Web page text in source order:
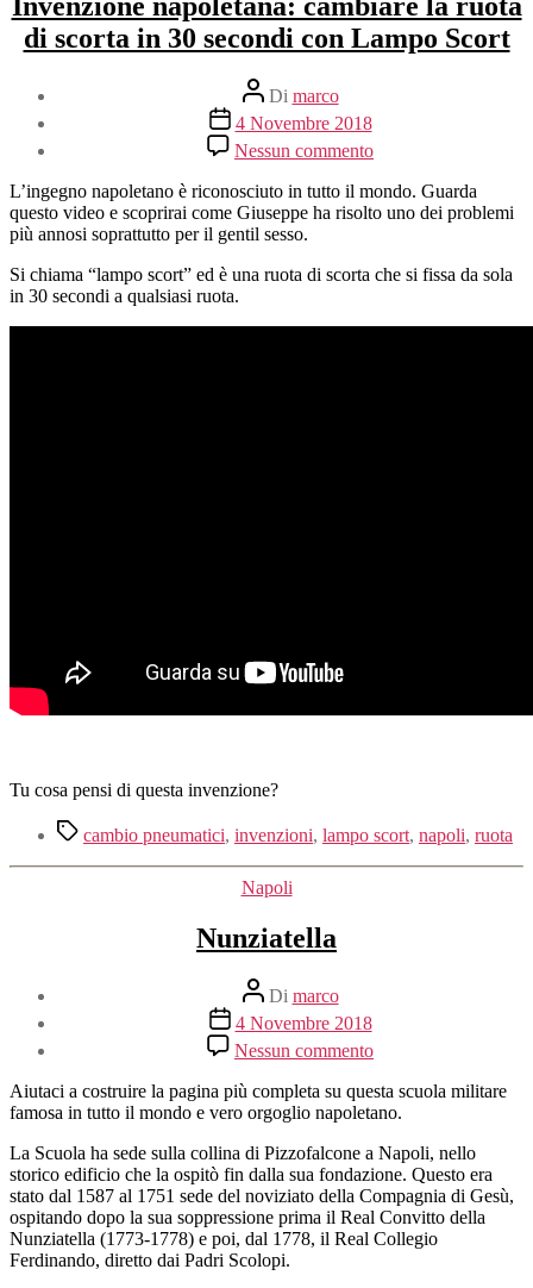
Invenzione napoletana: cambiare la ruota
di scorta in 30 secondi con Lampo Scort
Autore
articolo
Di marco
Data
dell'articolo
4 Novembre 2018
Nessun commento
Invenzione
napoletana:
cambiare
di
L’ingegno napoletano è riconosciuto in tutto il mondo. Guarda
questo video e scoprirai come Giuseppe ha risolto uno dei problemi
più annosi soprattutto per il gentil sesso.
Si chiama “lampo scort” ed è una ruota di scorta che si fissa da sola
in 30 secondi a qualsiasi ruota.
Tu cosa pensi di questa invenzione?
Tag cambio pneumatici, invenzioni, lampo scort, napoli, ruota
Categorie
Napoli
Nunziatella
Autore
articolo
Di marco
Data
dell'articolo
4 Novembre 2018
Nessun commento
Nunziatella
Aiutaci a costruire la pagina più completa su questa scuola militare
famosa in tutto il mondo e vero orgoglio napoletano.
La Scuola ha sede sulla collina di Pizzofalcone a Napoli, nello
storico edificio che la ospitò fin dalla sua fondazione. Questo era
stato dal 1587 al 1751 sede del noviziato della Compagnia di Gesù,
ospitando dopo la sua soppressione prima il Real Convitto della
Nunziatella (1773-1778) e poi, dal 1778, il Real Collegio
Ferdinando, diretto dai Padri Scolopi.